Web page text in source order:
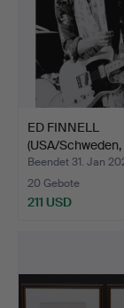
ED FINNELL
(USA/Schweden,
1956). "Kei…
Beendet 31. Jan
20 Gebote
211 USD